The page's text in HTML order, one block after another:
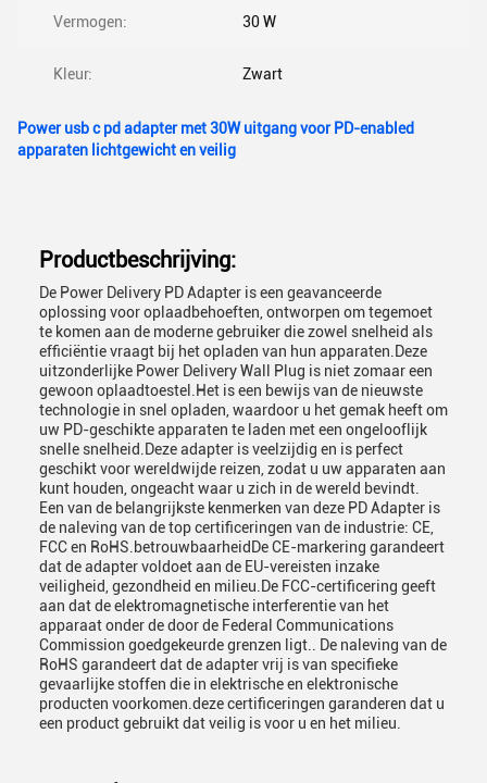
Vermogen: 30 W
Kleur: Zwart
Power usb c pd adapter met 30W uitgang voor PD-enabled
apparaten lichtgewicht en veilig
Productbeschrijving:
De Power Delivery PD Adapter is een geavanceerde
oplossing voor oplaadbehoeften, ontworpen om tegemoet
te komen aan de moderne gebruiker die zowel snelheid als
efficiëntie vraagt bij het opladen van hun apparaten.Deze
uitzonderlijke Power Delivery Wall Plug is niet zomaar een
gewoon oplaadtoestel.Het is een bewijs van de nieuwste
technologie in snel opladen, waardoor u het gemak heeft om
uw PD-geschikte apparaten te laden met een ongelooflijk
snelle snelheid.Deze adapter is veelzijdig en is perfect
geschikt voor wereldwijde reizen, zodat u uw apparaten aan
kunt houden, ongeacht waar u zich in de wereld bevindt.
Een van de belangrijkste kenmerken van deze PD Adapter is
de naleving van de top certificeringen van de industrie: CE,
FCC en RoHS.betrouwbaarheidDe CE-markering garandeert
dat de adapter voldoet aan de EU-vereisten inzake
veiligheid, gezondheid en milieu.De FCC-certificering geeft
aan dat de elektromagnetische interferentie van het
apparaat onder de door de Federal Communications
Commission goedgekeurde grenzen ligt.. De naleving van de
RoHS garandeert dat de adapter vrij is van specifieke
gevaarlijke stoffen die in elektrische en elektronische
producten voorkomen.deze certificeringen garanderen dat u
een product gebruikt dat veilig is voor u en het milieu.